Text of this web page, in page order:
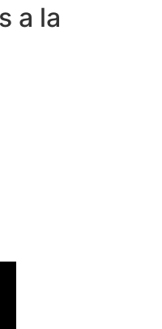
a la